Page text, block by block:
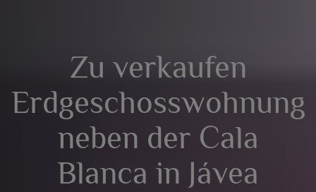
Zu verkaufen
Erdgeschosswohnung
neben der Cala
Blanca in Jávea